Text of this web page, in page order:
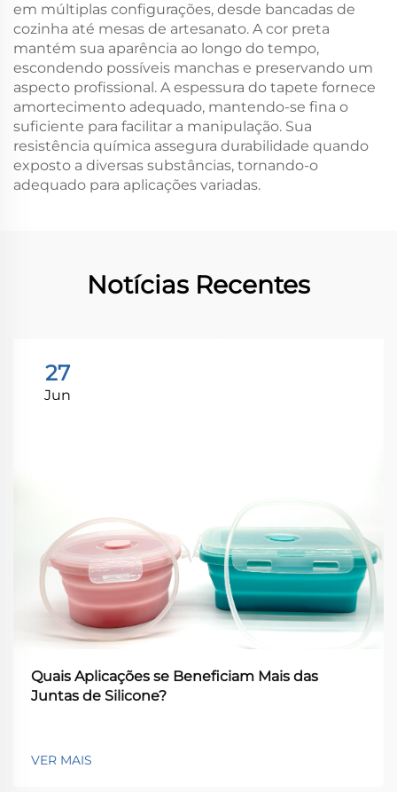
em múltiplas configurações, desde bancadas de
cozinha até mesas de artesanato. A cor preta
mantém sua aparência ao longo do tempo,
escondendo possíveis manchas e preservando um
aspecto profissional. A espessura do tapete fornece
amortecimento adequado, mantendo-se fina o
suficiente para facilitar a manipulação. Sua
resistência química assegura durabilidade quando
exposto a diversas substâncias, tornando-o
adequado para aplicações variadas.
Notícias Recentes
27
Jun
Quais Aplicações se Beneficiam Mais das
Juntas de Silicone?
VER MAIS